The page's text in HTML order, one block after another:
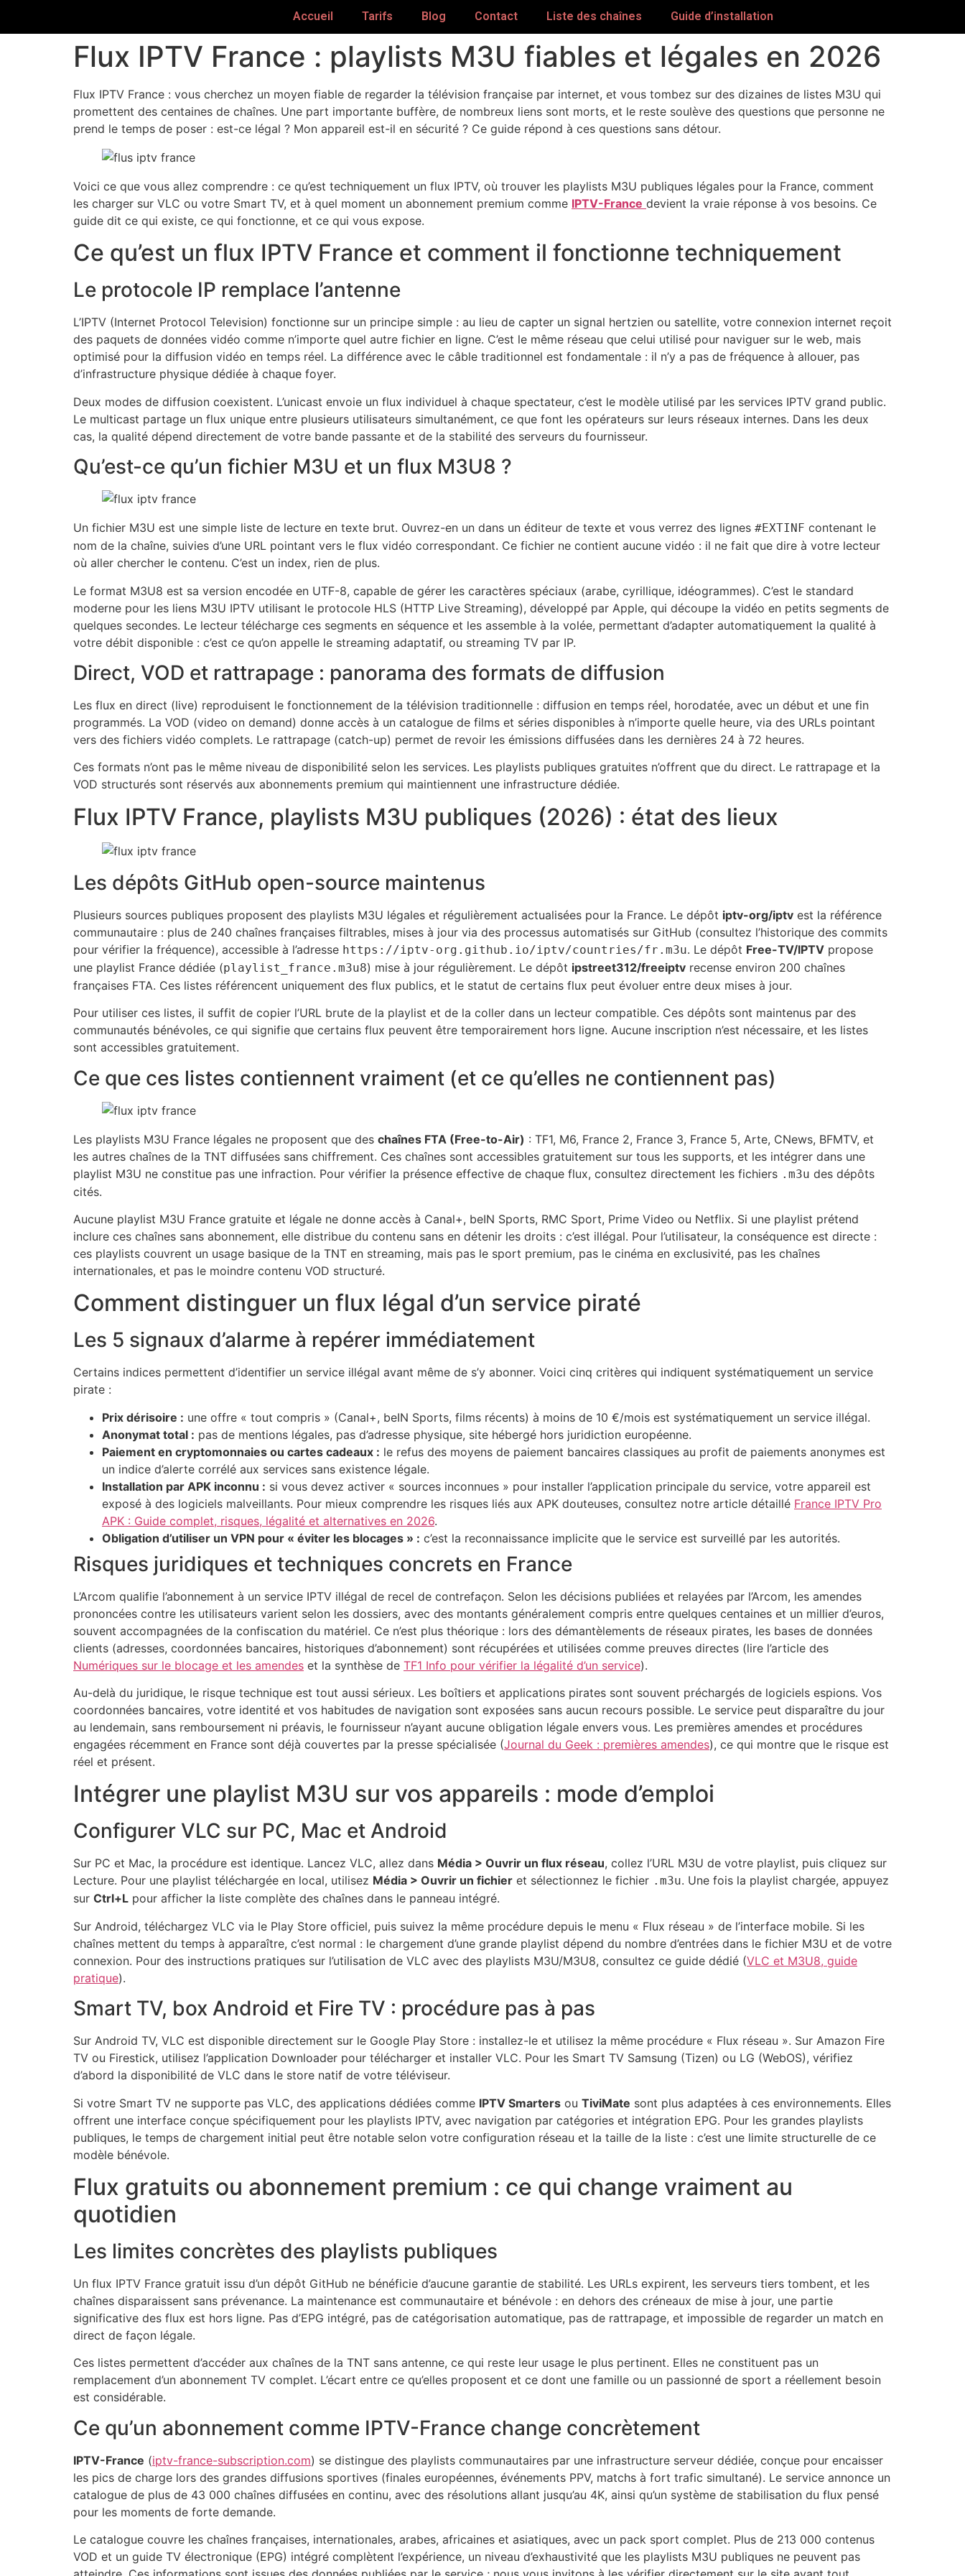
Accueil Tarifs Blog Contact Liste des chaînes Guide d’installation
Flux IPTV France : playlists M3U fiables et légales en 2026
Flux IPTV France : vous cherchez un moyen fiable de regarder la télévision française par internet, et vous tombez sur des dizaines de listes M3U qui
promettent des centaines de chaînes. Une part importante buffère, de nombreux liens sont morts, et le reste soulève des questions que personne ne
prend le temps de poser : est-ce légal ? Mon appareil est-il en sécurité ? Ce guide répond à ces questions sans détour.
Voici ce que vous allez comprendre : ce qu’est techniquement un flux IPTV, où trouver les playlists M3U publiques légales pour la France, comment
les charger sur VLC ou votre Smart TV, et à quel moment un abonnement premium comme IPTV-France devient la vraie réponse à vos besoins. Ce
guide dit ce qui existe, ce qui fonctionne, et ce qui vous expose.
Ce qu’est un flux IPTV France et comment il fonctionne techniquement
Le protocole IP remplace l’antenne
L’IPTV (Internet Protocol Television) fonctionne sur un principe simple : au lieu de capter un signal hertzien ou satellite, votre connexion internet reçoit
des paquets de données vidéo comme n’importe quel autre fichier en ligne. C’est le même réseau que celui utilisé pour naviguer sur le web, mais
optimisé pour la diffusion vidéo en temps réel. La différence avec le câble traditionnel est fondamentale : il n’y a pas de fréquence à allouer, pas
d’infrastructure physique dédiée à chaque foyer.
Deux modes de diffusion coexistent. L’unicast envoie un flux individuel à chaque spectateur, c’est le modèle utilisé par les services IPTV grand public.
Le multicast partage un flux unique entre plusieurs utilisateurs simultanément, ce que font les opérateurs sur leurs réseaux internes. Dans les deux
cas, la qualité dépend directement de votre bande passante et de la stabilité des serveurs du fournisseur.
Qu’est-ce qu’un fichier M3U et un flux M3U8 ?
Un fichier M3U est une simple liste de lecture en texte brut. Ouvrez-en un dans un éditeur de texte et vous verrez des lignes #EXTINF contenant le
nom de la chaîne, suivies d’une URL pointant vers le flux vidéo correspondant. Ce fichier ne contient aucune vidéo : il ne fait que dire à votre lecteur
où aller chercher le contenu. C’est un index, rien de plus.
Le format M3U8 est sa version encodée en UTF-8, capable de gérer les caractères spéciaux (arabe, cyrillique, idéogrammes). C’est le standard
moderne pour les liens M3U IPTV utilisant le protocole HLS (HTTP Live Streaming), développé par Apple, qui découpe la vidéo en petits segments de
quelques secondes. Le lecteur télécharge ces segments en séquence et les assemble à la volée, permettant d’adapter automatiquement la qualité à
votre débit disponible : c’est ce qu’on appelle le streaming adaptatif, ou streaming TV par IP.
Direct, VOD et rattrapage : panorama des formats de diffusion
Les flux en direct (live) reproduisent le fonctionnement de la télévision traditionnelle : diffusion en temps réel, horodatée, avec un début et une fin
programmés. La VOD (video on demand) donne accès à un catalogue de films et séries disponibles à n’importe quelle heure, via des URLs pointant
vers des fichiers vidéo complets. Le rattrapage (catch-up) permet de revoir les émissions diffusées dans les dernières 24 à 72 heures.
Ces formats n’ont pas le même niveau de disponibilité selon les services. Les playlists publiques gratuites n’offrent que du direct. Le rattrapage et la
VOD structurés sont réservés aux abonnements premium qui maintiennent une infrastructure dédiée.
Flux IPTV France, playlists M3U publiques (2026) : état des lieux
Les dépôts GitHub open-source maintenus
Plusieurs sources publiques proposent des playlists M3U légales et régulièrement actualisées pour la France. Le dépôt iptv-org/iptv est la référence
communautaire : plus de 240 chaînes françaises filtrables, mises à jour via des processus automatisés sur GitHub (consultez l’historique des commits
pour vérifier la fréquence), accessible à l’adresse https://iptv-org.github.io/iptv/countries/fr.m3u. Le dépôt Free-TV/IPTV propose
une playlist France dédiée (playlist_france.m3u8) mise à jour régulièrement. Le dépôt ipstreet312/freeiptv recense environ 200 chaînes
françaises FTA. Ces listes référencent uniquement des flux publics, et le statut de certains flux peut évoluer entre deux mises à jour.
Pour utiliser ces listes, il suffit de copier l’URL brute de la playlist et de la coller dans un lecteur compatible. Ces dépôts sont maintenus par des
communautés bénévoles, ce qui signifie que certains flux peuvent être temporairement hors ligne. Aucune inscription n’est nécessaire, et les listes
sont accessibles gratuitement.
Ce que ces listes contiennent vraiment (et ce qu’elles ne contiennent pas)
Les playlists M3U France légales ne proposent que des chaînes FTA (Free-to-Air) : TF1, M6, France 2, France 3, France 5, Arte, CNews, BFMTV, et
les autres chaînes de la TNT diffusées sans chiffrement. Ces chaînes sont accessibles gratuitement sur tous les supports, et les intégrer dans une
playlist M3U ne constitue pas une infraction. Pour vérifier la présence effective de chaque flux, consultez directement les fichiers .m3u des dépôts
cités.
Aucune playlist M3U France gratuite et légale ne donne accès à Canal+, beIN Sports, RMC Sport, Prime Video ou Netflix. Si une playlist prétend
inclure ces chaînes sans abonnement, elle distribue du contenu sans en détenir les droits : c’est illégal. Pour l’utilisateur, la conséquence est directe :
ces playlists couvrent un usage basique de la TNT en streaming, mais pas le sport premium, pas le cinéma en exclusivité, pas les chaînes
internationales, et pas le moindre contenu VOD structuré.
Comment distinguer un flux légal d’un service piraté
Les 5 signaux d’alarme à repérer immédiatement
Certains indices permettent d’identifier un service illégal avant même de s’y abonner. Voici cinq critères qui indiquent systématiquement un service
pirate :
Prix dérisoire : une offre « tout compris » (Canal+, beIN Sports, films récents) à moins de 10 €/mois est systématiquement un service illégal.
Anonymat total : pas de mentions légales, pas d’adresse physique, site hébergé hors juridiction européenne.
Paiement en cryptomonnaies ou cartes cadeaux : le refus des moyens de paiement bancaires classiques au profit de paiements anonymes est
un indice d’alerte corrélé aux services sans existence légale.
Installation par APK inconnu : si vous devez activer « sources inconnues » pour installer l’application principale du service, votre appareil est
exposé à des logiciels malveillants. Pour mieux comprendre les risques liés aux APK douteuses, consultez notre article détaillé France IPTV Pro
APK : Guide complet, risques, légalité et alternatives en 2026.
Obligation d’utiliser un VPN pour « éviter les blocages » : c’est la reconnaissance implicite que le service est surveillé par les autorités.
Risques juridiques et techniques concrets en France
L’Arcom qualifie l’abonnement à un service IPTV illégal de recel de contrefaçon. Selon les décisions publiées et relayées par l’Arcom, les amendes
prononcées contre les utilisateurs varient selon les dossiers, avec des montants généralement compris entre quelques centaines et un millier d’euros,
souvent accompagnées de la confiscation du matériel. Ce n’est plus théorique : lors des démantèlements de réseaux pirates, les bases de données
clients (adresses, coordonnées bancaires, historiques d’abonnement) sont récupérées et utilisées comme preuves directes (lire l’article des
Numériques sur le blocage et les amendes et la synthèse de TF1 Info pour vérifier la légalité d’un service).
Au-delà du juridique, le risque technique est tout aussi sérieux. Les boîtiers et applications pirates sont souvent préchargés de logiciels espions. Vos
coordonnées bancaires, votre identité et vos habitudes de navigation sont exposées sans aucun recours possible. Le service peut disparaître du jour
au lendemain, sans remboursement ni préavis, le fournisseur n’ayant aucune obligation légale envers vous. Les premières amendes et procédures
engagées récemment en France sont déjà couvertes par la presse spécialisée (Journal du Geek : premières amendes), ce qui montre que le risque est
réel et présent.
Intégrer une playlist M3U sur vos appareils : mode d’emploi
Configurer VLC sur PC, Mac et Android
Sur PC et Mac, la procédure est identique. Lancez VLC, allez dans Média > Ouvrir un flux réseau, collez l’URL M3U de votre playlist, puis cliquez sur
Lecture. Pour une playlist téléchargée en local, utilisez Média > Ouvrir un fichier et sélectionnez le fichier .m3u. Une fois la playlist chargée, appuyez
sur Ctrl+L pour afficher la liste complète des chaînes dans le panneau intégré.
Sur Android, téléchargez VLC via le Play Store officiel, puis suivez la même procédure depuis le menu « Flux réseau » de l’interface mobile. Si les
chaînes mettent du temps à apparaître, c’est normal : le chargement d’une grande playlist dépend du nombre d’entrées dans le fichier M3U et de votre
connexion. Pour des instructions pratiques sur l’utilisation de VLC avec des playlists M3U/M3U8, consultez ce guide dédié (VLC et M3U8, guide
pratique).
Smart TV, box Android et Fire TV : procédure pas à pas
Sur Android TV, VLC est disponible directement sur le Google Play Store : installez-le et utilisez la même procédure « Flux réseau ». Sur Amazon Fire
TV ou Firestick, utilisez l’application Downloader pour télécharger et installer VLC. Pour les Smart TV Samsung (Tizen) ou LG (WebOS), vérifiez
d’abord la disponibilité de VLC dans le store natif de votre téléviseur.
Si votre Smart TV ne supporte pas VLC, des applications dédiées comme IPTV Smarters ou TiviMate sont plus adaptées à ces environnements. Elles
offrent une interface conçue spécifiquement pour les playlists IPTV, avec navigation par catégories et intégration EPG. Pour les grandes playlists
publiques, le temps de chargement initial peut être notable selon votre configuration réseau et la taille de la liste : c’est une limite structurelle de ce
modèle bénévole.
Flux gratuits ou abonnement premium : ce qui change vraiment au
quotidien
Les limites concrètes des playlists publiques
Un flux IPTV France gratuit issu d’un dépôt GitHub ne bénéficie d’aucune garantie de stabilité. Les URLs expirent, les serveurs tiers tombent, et les
chaînes disparaissent sans prévenance. La maintenance est communautaire et bénévole : en dehors des créneaux de mise à jour, une partie
significative des flux est hors ligne. Pas d’EPG intégré, pas de catégorisation automatique, pas de rattrapage, et impossible de regarder un match en
direct de façon légale.
Ces listes permettent d’accéder aux chaînes de la TNT sans antenne, ce qui reste leur usage le plus pertinent. Elles ne constituent pas un
remplacement d’un abonnement TV complet. L’écart entre ce qu’elles proposent et ce dont une famille ou un passionné de sport a réellement besoin
est considérable.
Ce qu’un abonnement comme IPTV-France change concrètement
IPTV-France (iptv-france-subscription.com) se distingue des playlists communautaires par une infrastructure serveur dédiée, conçue pour encaisser
les pics de charge lors des grandes diffusions sportives (finales européennes, événements PPV, matchs à fort trafic simultané). Le service annonce un
catalogue de plus de 43 000 chaînes diffusées en continu, avec des résolutions allant jusqu’au 4K, ainsi qu’un système de stabilisation du flux pensé
pour les moments de forte demande.
Le catalogue couvre les chaînes françaises, internationales, arabes, africaines et asiatiques, avec un pack sport complet. Plus de 213 000 contenus
VOD et un guide TV électronique (EPG) intégré complètent l’expérience, un niveau d’exhaustivité que les playlists M3U publiques ne peuvent pas